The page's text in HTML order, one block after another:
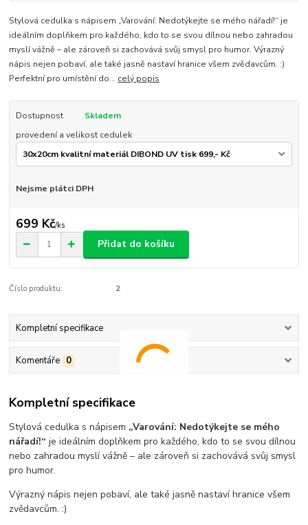
Stylová cedulka s nápisem „Varování: Nedotýkejte se mého nářadí!“ je
ideálním doplňkem pro každého, kdo to se svou dílnou nebo zahradou
myslí vážně – ale zároveň si zachovává svůj smysl pro humor. Výrazný
nápis nejen pobaví, ale také jasně nastaví hranice všem zvědavcům. :)
Perfektní pro umístění do... celý popis
Dostupnost
Skladem
provedení a velikost cedulek
Nejsme plátci DPH
699 Kč/ks
Přidat do košíku
Číslo produktu: 2
Kompletní specifikace
Komentáře 0
Kompletní specifikace
Stylová cedulka s nápisem „Varování: Nedotýkejte se mého
nářadí!“ je ideálním doplňkem pro každého, kdo to se svou dílnou
nebo zahradou myslí vážně – ale zároveň si zachovává svůj smysl
pro humor.
Výrazný nápis nejen pobaví, ale také jasně nastaví hranice všem
zvědavcům. :)